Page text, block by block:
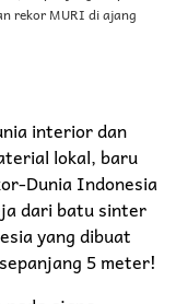
rekor MURI di ajang
interior dan
lokal, baru
Dunia Indonesia
dari batu sinter
yang dibuat
5 meter!